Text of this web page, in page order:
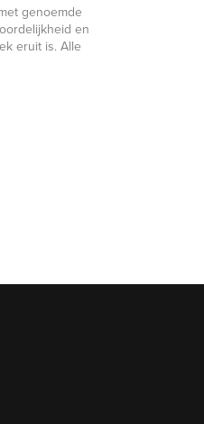
genoemde
en
eruit is. Alle